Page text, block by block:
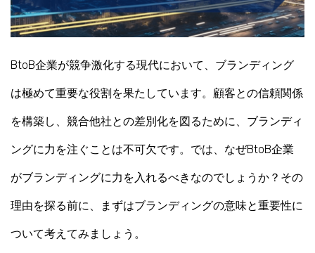
BtoB企業が競争激化する現代において、ブランディング
は極めて重要な役割を果たしています。顧客との信頼関係
を構築し、競合他社との差別化を図るために、ブランディ
ングに力を注ぐことは不可欠です。では、なぜBtoB企業
がブランディングに力を入れるべきなのでしょうか？その
理由を探る前に、まずはブランディングの意味と重要性に
ついて考えてみましょう。